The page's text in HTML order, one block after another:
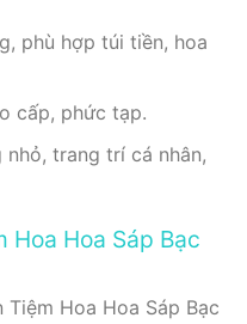
phù hợp túi tiền, hoa
cấp, phức tạp.
nhỏ, trang trí cá nhân,
Hoa Hoa Sáp Bạc
Hoa Hoa Sáp Bạc